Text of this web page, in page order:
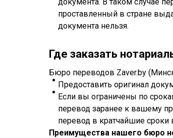
проставленный в стране
документа нельзя.
Где заказать
Бюро переводов Zaver.by
Предоставить оригинал
Если вы ограничены по
перевод заранее к вашему
перевод в кратчайшие сроки
Преимущества нашего бюро